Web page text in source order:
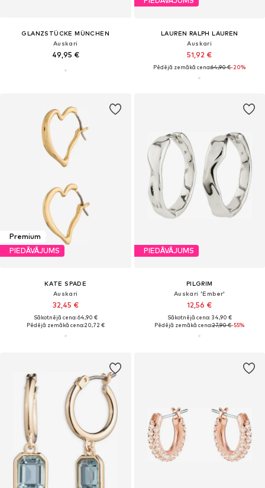
GLANZSTÜCKE MÜNCHEN
Auskari
49,95 €
LAUREN RALPH LAUREN
Auskari
51,92 €
Pēdējā zemākā cena:64,90 €-20%
Premium
PIEDĀVĀJUMS
KATE SPADE
Auskari
32,45 €
Sākotnējā cena: 64,90 €
Pēdējā zemākā cena:20,72 €
PIEDĀVĀJUMS
PILGRIM
Auskari 'Ember'
12,56 €
Sākotnējā cena: 34,90 €
Pēdējā zemākā cena:27,90 €-55%